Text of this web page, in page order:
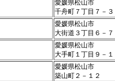
愛媛県松山市
千舟町７丁目７－
愛媛県松山市
大街道３丁目６－７
愛媛県松山市
大手町１丁目９－
愛媛県松山市
築山町２－１２